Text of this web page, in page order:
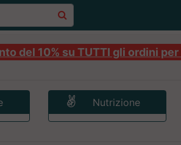
del 10% su TUTTI gli ordini
Nutrizione